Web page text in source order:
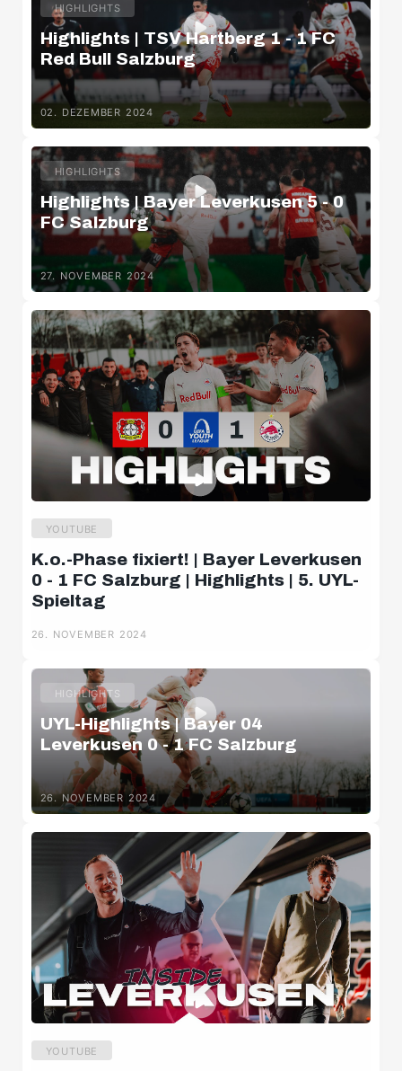
HIGHLIGHTS
Highlights | TSV Hartberg 1 - 1 FC
Red Bull Salzburg
02. DEZEMBER 2024
HIGHLIGHTS
Highlights | Bayer Leverkusen 5 - 0
FC Salzburg
27. NOVEMBER 2024
YOUTUBE
K.o.-Phase fixiert! | Bayer Leverkusen
0 - 1 FC Salzburg | Highlights | 5. UYL-
Spieltag
26. NOVEMBER 2024
HIGHLIGHTS
UYL-Highlights | Bayer 04
Leverkusen 0 - 1 FC Salzburg
26. NOVEMBER 2024
YOUTUBE